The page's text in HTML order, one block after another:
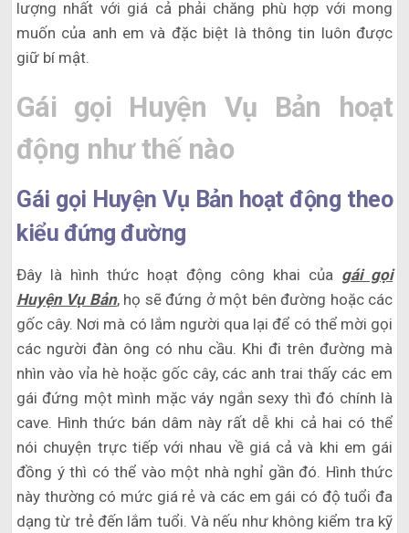
lượng nhất với giá cả phải chăng phù hợp với mong
muốn của anh em và đặc biệt là thông tin luôn được
giữ bí mật.
Gái gọi Huyện Vụ Bản hoạt
động như thế nào
Gái gọi Huyện Vụ Bản hoạt động theo
kiểu đứng đường
Đây là hình thức hoạt động công khai của gái gọi
Huyện Vụ Bản, họ sẽ đứng ở một bên đường hoặc các
gốc cây. Nơi mà có lắm người qua lại để có thể mời gọi
các người đàn ông có nhu cầu. Khi đi trên đường mà
nhìn vào vỉa hè hoặc gốc cây, các anh trai thấy các em
gái đứng một mình mặc váy ngắn sexy thì đó chính là
cave. Hình thức bán dâm này rất dễ khi cả hai có thể
nói chuyện trực tiếp với nhau về giá cả và khi em gái
đồng ý thì có thể vào một nhà nghỉ gần đó. Hình thức
này thường có mức giá rẻ và các em gái có độ tuổi đa
dạng từ trẻ đến lắm tuổi. Và nếu như không kiểm tra kỹ